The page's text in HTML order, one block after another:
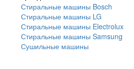
Стиральные машины Bosch
Стиральные машины LG
Стиральные машины Electrolux
Стиральные машины Samsung
Сушильные машины